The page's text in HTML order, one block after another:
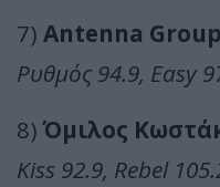
7) Antenna Group
Ρυθμός 94.9, Easy
8)Όμιλος
Kiss 92.9, Rebel